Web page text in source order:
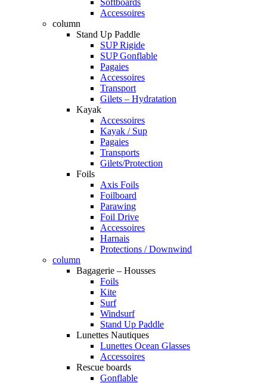
Softboards
Accessoires
column
Stand Up Paddle
SUP Rigide
SUP Gonflable
Pagaies
Accessoires
Transport
Gilets – Hydratation
Kayak
Accessoires
Kayak / Sup
Pagaies
Transports
Gilets/Protection
Foils
Axis Foils
Foilboard
Parawing
Foil Drive
Accessoires
Harnais
Protections / Downwind
column
Bagagerie – Housses
Foils
Kite
Surf
Windsurf
Stand Up Paddle
Lunettes Nautiques
Lunettes Ocean Glasses
Accessoires
Rescue boards
Gonflable